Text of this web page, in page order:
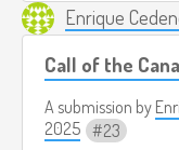
pierda vista de por
La dirección de
otros géneros como
de alta emoción
en las que va el
Enrique
Call of the
A submission by
2025
23